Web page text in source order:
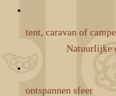
tent, caravan of
Natuurlijke
ontspannen sfeer